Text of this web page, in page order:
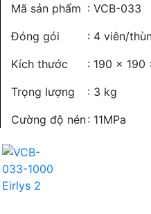
Mã sản phẩm : VCB-033
Đóng gói
: 4 viên/
Kích thước
: 190 x 190
Trọng lượng
: 3 kg
Cường độ nén: 11MPa